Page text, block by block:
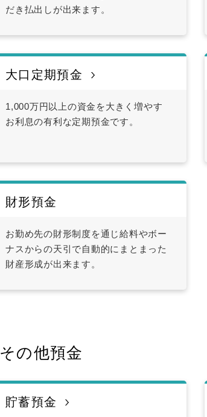
だき払出しが出来ます。
大口定期預金
1,000万円以上の資金を大きく増やす
お利息の有利な定期預金です。
財形預金
お勤め先の財形制度を通じ給料やボー
ナスからの天引で自動的にまとまった
財産形成が出来ます。
その他預金
貯蓄預金